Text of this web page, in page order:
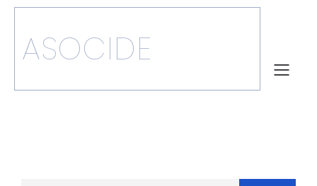
ASOCIDE